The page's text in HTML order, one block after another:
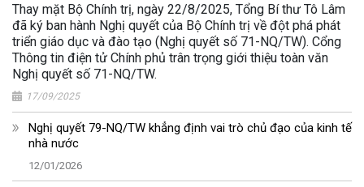
Thay mặt Bộ Chính trị, ngày 22/8/2025, Tổng Bí thư Tô Lâm
đã ký ban hành Nghị quyết của Bộ Chính trị về đột phá phát
triển giáo dục và đào tạo (Nghị quyết số 71-NQ/TW). Cổng
Thông tin điện tử Chính phủ trân trọng giới thiệu toàn văn
Nghị quyết số 71-NQ/TW.
17/09/2025
Nghị quyết 79-NQ/TW khẳng định vai trò chủ đạo của kinh tế
nhà nước
12/01/2026